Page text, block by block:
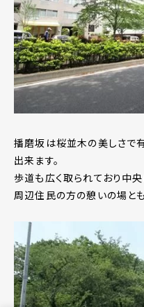
播磨坂は桜並木の美しさで
出来ます。
歩道も広く取られており中
周辺住民の方の憩いの場とも